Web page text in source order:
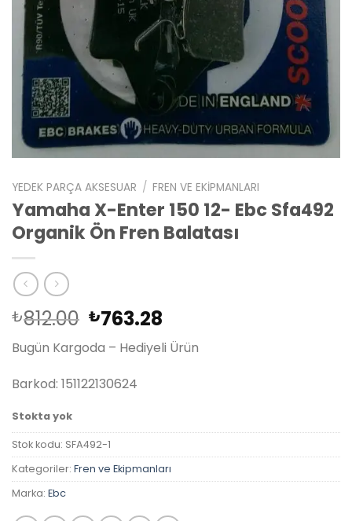
YEDEK PARÇA AKSESUAR / FREN VE EKIPMANLARI
Yamaha X-Enter 150 12- Ebc Sfa492
Organik Ön Fren Balatası
₺812.00 Orijinal
fiyat:
₺812.00.
₺763.28
andaki
fiyat:
Bugün Kargoda – Hediyeli Ürün
Barkod: 151122130624
Stokta yok
Stok kodu: SFA492-1
Kategoriler: Fren ve Ekipmanları
Marka: Ebc